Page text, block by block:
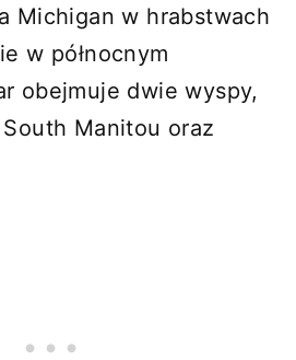
Michigan w hrabstwach
w północnym
obejmuje dwie wyspy,
Manitou oraz